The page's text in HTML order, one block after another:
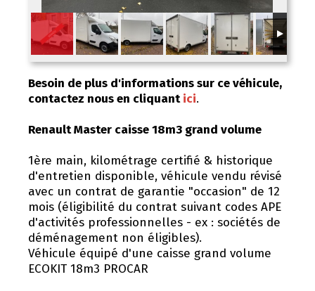
Besoin de plus d'informations sur ce véhicule,
contactez nous en cliquantici.
Renault Master caisse 18m3 grand volume
1ère main, kilométrage certifié & historique
d'entretien disponible, véhicule vendu révisé
avec un contrat de garantie "occasion" de 12
mois (éligibilité du contrat suivant codes APE
d'activités professionnelles - ex : sociétés de
déménagement non éligibles).
Véhicule équipé d'une caisse grand volume
ECOKIT 18m3 PROCAR